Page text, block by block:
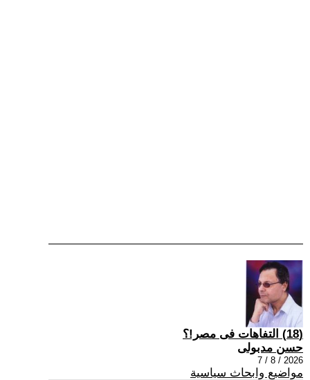
(18) التفاهات فى مصر!؟
حسن مدبولى
2026 / 8 / 7
مواضيع وابحاث سياسية